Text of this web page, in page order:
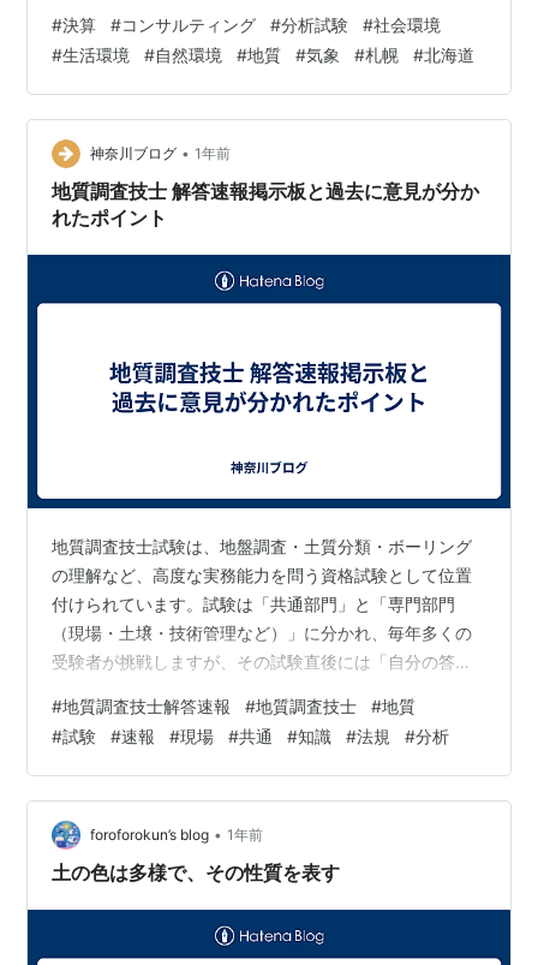
回取り上げる「野外科学株式会社」は、北海道・札幌を
拠点に、これら自然環境と社会環境の複雑な課題解決に
挑む、総合環境コンサルタント企業です。 地質調査や測
量といったインフラ整備の根幹を支える技術から、水
質・大気・ダイオキシンなどの高度な化学分析、さらに
はネパールやベトナムでの国際貢献まで、その活動は多
岐…
#決算 #コンサルティング #分析試験 #社会環境
#生活環境 #自然環境 #地質 #気象 #札幌 #北海道
神奈川ブログ • 1年前
地質調査技士 解答速報掲示板と過去に意見が分か
れたポイント
地質調査技士試験は、地盤調査・土質分類・ボーリング
の理解など、高度な実務能力を問う資格試験として位置
付けられています。試験は「共通部門」と「専門部門
（現場・土壌・技術管理など）」に分かれ、毎年多くの
受験者が挑戦しますが、その試験直後には「自分の答
す。 とくに地質調査技士試験では、実務に基づく応用的
な知識と、理論や法規に基づく知識が混在して出題され
るため、「正解が一つとは言い切れない」「選択肢のど
れも正しいように見える」と感じる設問がしばしば見ら
れます。 本記事では、過去に実際に解答の見解が分かれ
た設問例を5つ紹介し、受験者の声や掲示板でのリアル…
#地質調査技士解答速報 #地質調査技士 #地質
#試験 #速報 #現場 #共通 #知識 #法規 #分析
foroforokun’s blog • 1年前
土の色は多様で、その性質を表す